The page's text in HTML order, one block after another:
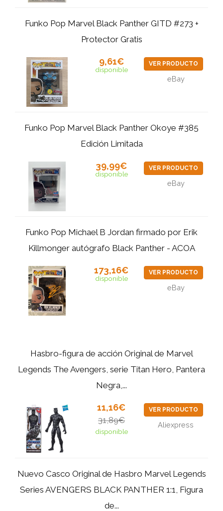
Funko Pop Marvel Black Panther GITD #273 +
Protector Gratis
9,61€
disponible
VER PRODUCTO
eBay
Funko Pop Marvel Black Panther Okoye #385
Edición Limitada
39,99€
disponible
VER PRODUCTO
eBay
Funko Pop Michael B Jordan firmado por Erik
Killmonger autógrafo Black Panther - ACOA
173,16€
disponible
VER PRODUCTO
eBay
Hasbro-figura de acción Original de Marvel
Legends The Avengers, serie Titan Hero, Pantera
Negra,...
11,16€
31,89€
disponible
VER PRODUCTO
Aliexpress
Nuevo Casco Original de Hasbro Marvel Legends
Series AVENGERS BLACK PANTHER 1:1, Figura
de...